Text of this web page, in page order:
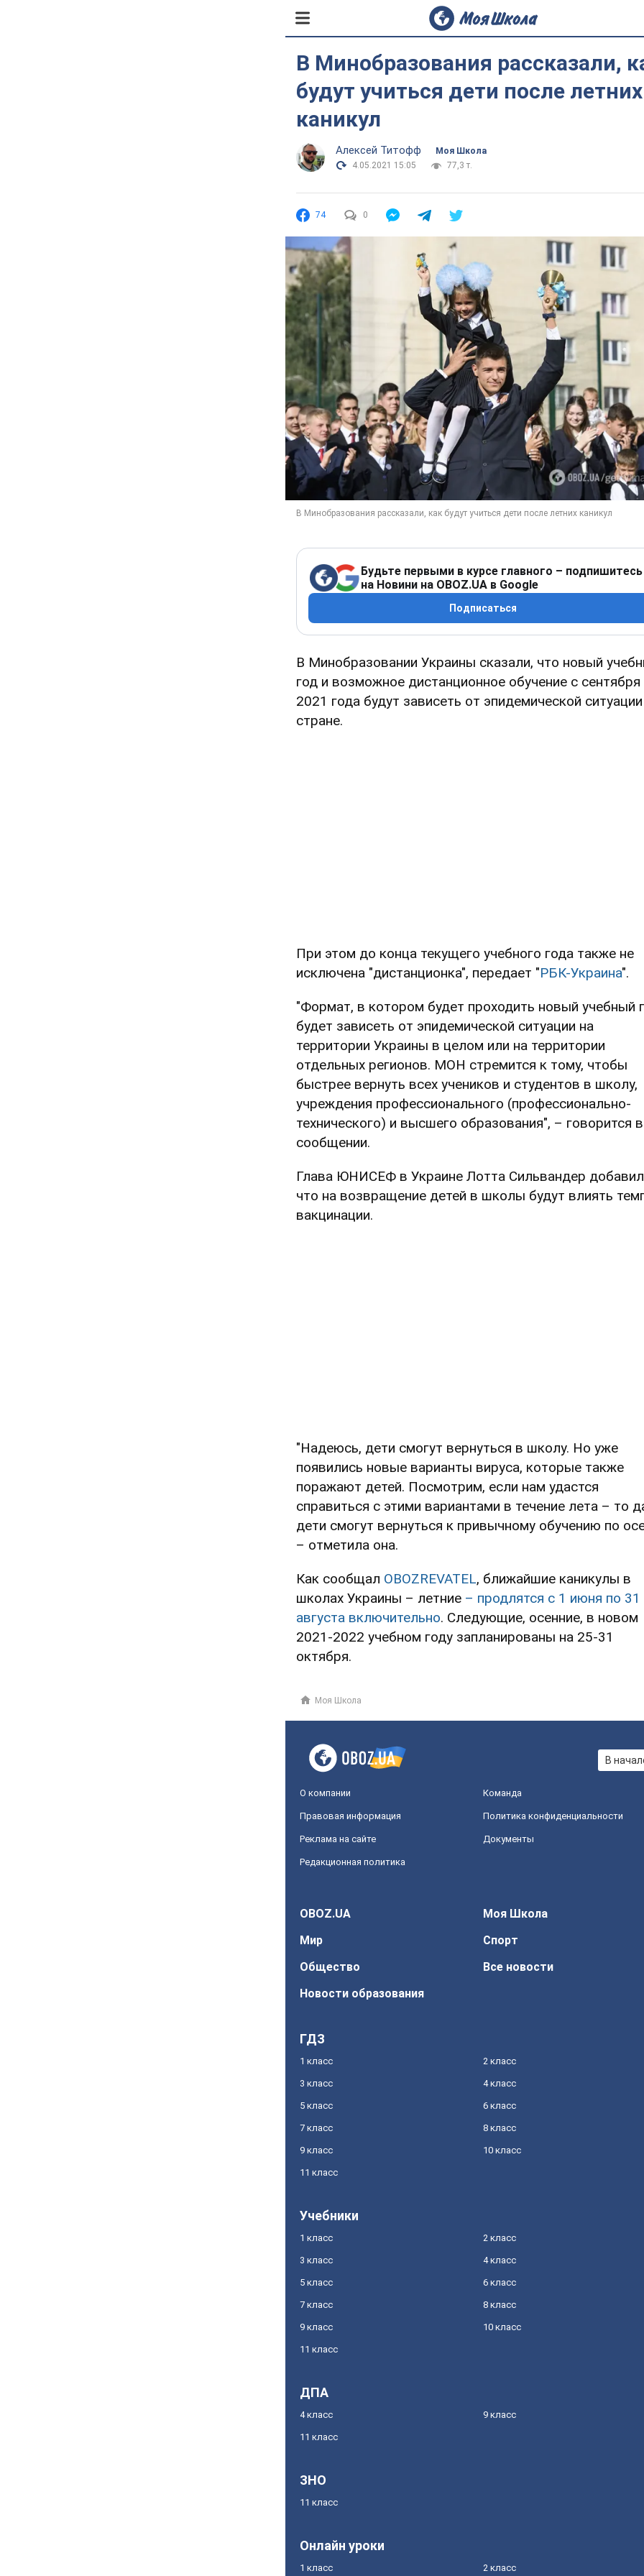
В Минобразования рассказали,
будут учиться дети после летних
каникул
Алексей Титофф
Моя Школа
4.05.2021 15:05
77,3 т.
74 0
Будьте первыми в курсе главного – подпишитесь
на Новини на OBOZ.UA в Google
Подписаться
В Минобразовании Украины сказали, что новый
год и возможное дистанционное обучение с сентября
2021 года будут зависеть от эпидемической
стране.
При этом до конца текущего учебного года также не
исключена "дистанционка", передает "РБК-Украина".
"Формат, в котором будет проходить новый учебный
будет зависеть от эпидемической ситуации на
территории Украины в целом или на территории
отдельных регионов. МОН стремится к тому, чтобы
быстрее вернуть всех учеников и студентов в школу,
учреждения профессионального (профессионально-
технического) и высшего образования", – говорится в
сообщении.
Глава ЮНИСЕФ в Украине Лотта Сильвандер
что на возвращение детей в школы будут влиять
вакцинации.
"Надеюсь, дети смогут вернуться в школу. Но уже
появились новые варианты вируса, которые также
поражают детей. Посмотрим, если нам удастся
справиться с этими вариантами в течение лета – то
дети смогут вернуться к привычному обучению по
– отметила она.
Как сообщал OBOZREVATEL, ближайшие каникулы в
школах Украины – летние – продлятся с 1 июня по 31
августа включительно. Следующие, осенние, в новом
2021-2022 учебном году запланированы на 25-31
октября.
Моя Школа
В
О компании Команда
Правовая информация Политика конфиденциальности
Реклама на сайте Документы
Редакционная политика
OBOZ.UA
Моя Школа
Мир
Спорт
Общество
Все новости
Новости образования
ГДЗ
1 класс 2 класс
3 класс 4 класс
5 класс 6 класс
7 класс 8 класс
9 класс 10 класс
11 класс
Учебники
1 класс 2 класс
3 класс 4 класс
5 класс 6 класс
7 класс 8 класс
9 класс 10 класс
11 класс
ДПА
4 класс 9 класс
11 класс
ЗНО
11 класс
Онлайн уроки
1 класс 2 класс